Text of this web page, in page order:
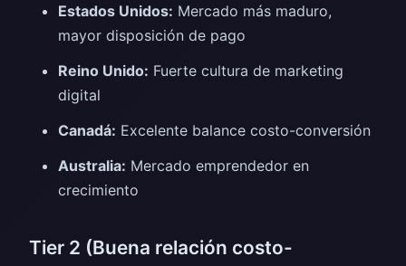
Estados Unidos: Mercado más maduro,
mayor disposición de pago
Reino Unido: Fuerte cultura de marketing
digital
Canadá: Excelente balance costo-conversión
Australia: Mercado emprendedor en
crecimiento
Tier 2 (Buena relación costo-